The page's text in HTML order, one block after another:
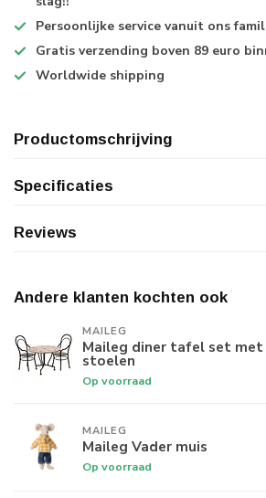
Persoonlijke service vanuit ons
Gratis verzending boven 89 euro
Worldwide shipping
Productomschrijving
Specificaties
Reviews
Andere klanten kochten ook
MAILEG
Maileg diner tafel set met
stoelen
Op voorraad
MAILEG
Maileg Vader muis
Op voorraad